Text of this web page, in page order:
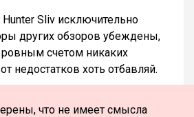
Sliv исключительно
других обзоров убеждены,
ровным счетом никаких
недостатков хоть отбавляй.
что не имеет смысла